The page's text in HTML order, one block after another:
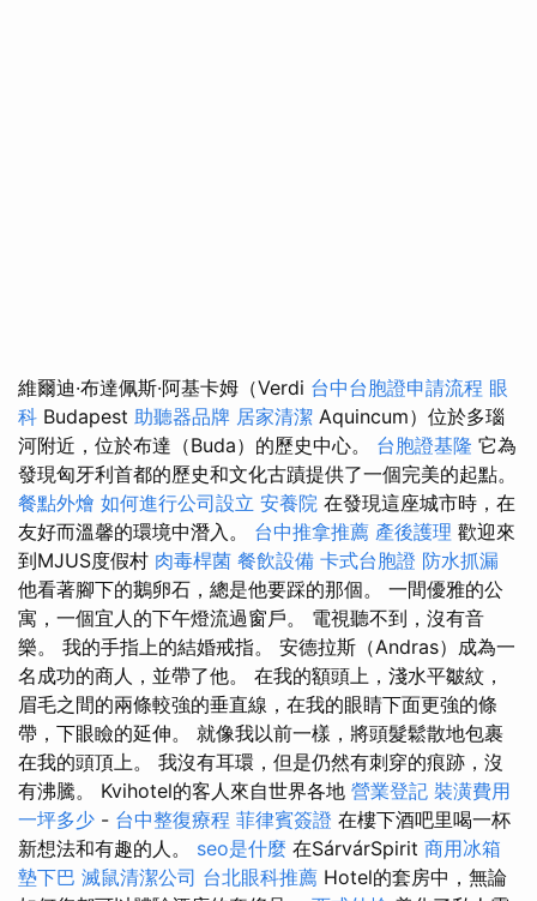
維爾迪·布達佩斯·阿基卡姆（Verdi 台中台胞證申請流程 眼
科 Budapest 助聽器品牌 居家清潔 Aquincum）位於多瑙
河附近，位於布達（Buda）的歷史中心。 台胞證基隆 它為
發現匈牙利首都的歷史和文化古蹟提供了一個完美的起點。
餐點外燴 如何進行公司設立 安養院 在發現這座城市時，在
友好而溫馨的環境中潛入。 台中推拿推薦 產後護理 歡迎來
到MJUS度假村 肉毒桿菌 餐飲設備 卡式台胞證 防水抓漏
他看著腳下的鵝卵石，總是他要踩的那個。 一間優雅的公
寓，一個宜人的下午燈流過窗戶。 電視聽不到，沒有音
樂。 我的手指上的結婚戒指。 安德拉斯（Andras）成為一
名成功的商人，並帶了他。 在我的額頭上，淺水平皺紋，
眉毛之間的兩條較強的垂直線，在我的眼睛下面更強的條
帶，下眼瞼的延伸。 就像我以前一樣，將頭髮鬆散地包裹
在我的頭頂上。 我沒有耳環，但是仍然有刺穿的痕跡，沒
有沸騰。 Kvihotel的客人來自世界各地 營業登記 裝潢費用
一坪多少 - 台中整復療程 菲律賓簽證 在樓下酒吧里喝一杯
新想法和有趣的人。 seo是什麼 在SárvárSpirit 商用冰箱
墊下巴 滅鼠清潔公司 台北眼科推薦 Hotel的套房中，無論